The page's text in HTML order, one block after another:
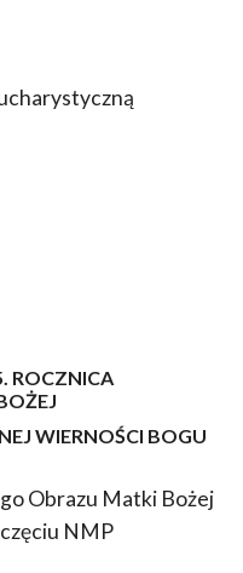
ROCZNICA
WIERNOŚCI BOGU
Obrazu Matki Bożej
NMP